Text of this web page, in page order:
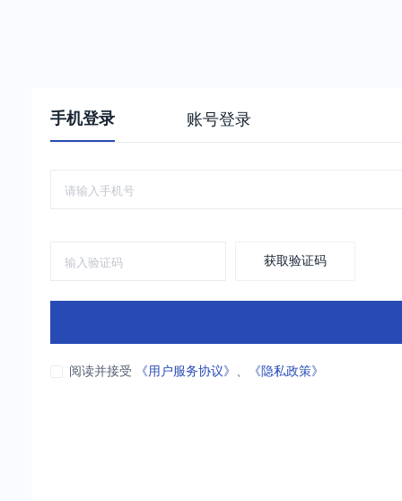
手机登录 账号登录
获取验证码
阅读并接受 《用户服务协议》 、 《隐私政策》